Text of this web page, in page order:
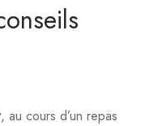
, au cours d’un repas